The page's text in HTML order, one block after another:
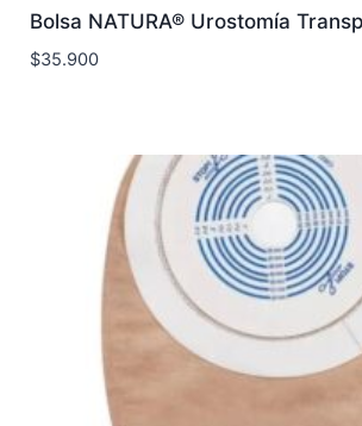
Bolsa NATURA® Urostomía
$35.900